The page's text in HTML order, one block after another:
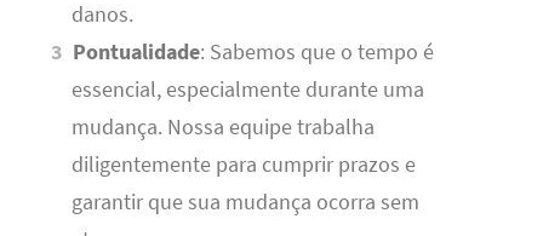
danos.
Pontualidade: Sabemos que o tempo é
essencial, especialmente durante uma
mudança. Nossa equipe trabalha
diligentemente para cumprir prazos e
garantir que sua mudança ocorra sem